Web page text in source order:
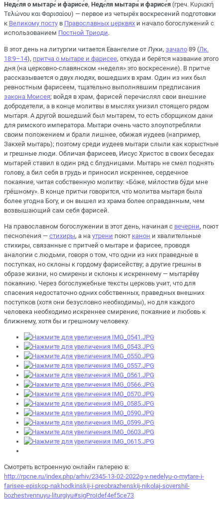
Неде́ля о мытаре́ и фарисе́е, Неде́ля мытаря́ и фарисе́я (греч. Κυριακή
Τελώνου και Φαρισαίου) — первое из четырёх воскресений подготовки
к Великому посту в Православных церквях и начало богослужений с
использованием Постной Триоди.
В этот день на литургии читается Евангелие от Луки, зачало 89 (Лк.
18:9–14), притча о мытаре и фарисее, откуда и берётся название этого
дня (на церковно-славянском «неделя» это воскресение). В притче
рассказывается о двух людях, вошедших в храм. Один из них был
ревностным фарисеем, тщательно выполнявшим предписания
закона Моисея; войдя в храм, фарисей перечислял свои внешние
добродетели, а в конце молитвы в мыслях унизил стоящего рядом
мытаря. А другой вошедший был мытарем, то есть сборщиком дани
для римского императора. Мытари очень часто злоупотребляли
своим положением и брали лишнее, обижая иудеев (например,
Закхей мытарь); поэтому среди иудеев мытари слыли как корыстные
и грешные люди. Обличая фарисеев, Иисус Христос в своих беседах
мытарей ставил в один ряд с блудницами. Мытарь не смел поднять
голову, а бил себя в грудь и приносил искреннее, сердечное
покаяние, читая собственную молитву: «Бо́же, ми́лостив бу́ди мне
гре́шному». В конце притчи говорится, что молитва мытаря была
более угодна Богу, и он вышел из храма более оправданным, чем
возвышающий сам себя фарисей.
На православном богослужении в этот день, начиная с вечерни, поют
песнопения — стихиры, а на утрени поют канон и хвалительные
стихиры, связанные с притчей о мытаре и фарисее, проводя
аналогии с людьми, говоря о том, что одни из них праведные в
поступках, но склоны к гордому фарисейству; а другие грешны в
образе жизни, но смирены и склоны к искреннему — мытаре́ву
покаянию. Через богослужебные тексты церковь учит, что для
спасения недостаточно одних собственных, праведных внешних
поступков (хотя они безусловно необходимы), но для каждого
человека необходимо искреннее смирение, покаяние и любовь к
ближнему, хотя бы и грешному человеку.
Смотреть встроенную онлайн галерею в:
http://rpcne.ru/index.php/arhiv/2345-13-02-2022g-v-nedelyu-o-mytare-i-
farisee-episkop-nakhodkinskij-i-preobrazhenskij-nikolaj-sovershil-
bozhestvennuyu-liturgiyu#sigProIdef4ef5ce73